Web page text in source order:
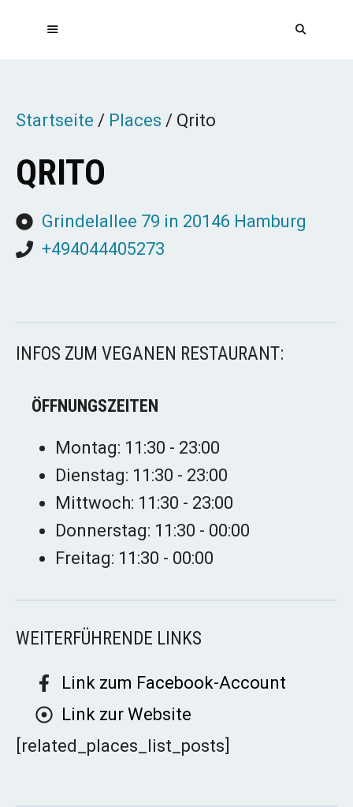
Startseite / Places / Qrito
QRITO
Grindelallee 79 in 20146 Hamburg
+494044405273
INFOS ZUM VEGANEN RESTAURANT:
ÖFFNUNGSZEITEN
Montag: 11:30 - 23:00
Dienstag: 11:30 - 23:00
Mittwoch: 11:30 - 23:00
Donnerstag: 11:30 - 00:00
Freitag: 11:30 - 00:00
WEITERFÜHRENDE LINKS
Link zum Facebook-Account
Link zur Website
[related_places_list_posts]